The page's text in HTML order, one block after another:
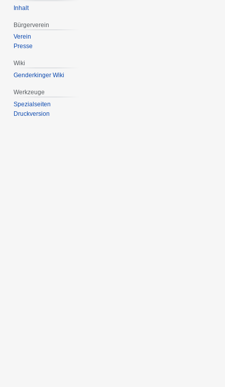
Inhalt
Bürgerverein
Verein
Presse
Wiki
Genderkinger Wiki
Werkzeuge
Spezialseiten
Druckversion